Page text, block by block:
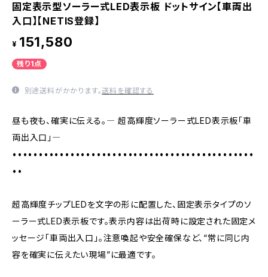
固定表示型ソーラー式LED表示板 ドットサイン【車両出
入口】【NETIS登録】
¥ 151,580
残り1点
別途送料がかかります。送料を確認する
昼も夜も、確実に伝える。― 超高輝度ソーラー式LED表示板「車
両出入口」―
••••••••••••••••••••••••••••••••••••••••••••••
••
超高輝度チップLEDを文字の形に配置した、固定表示タイプのソ
ーラー式LED表示板です。表示内容は出荷時に設定された固定メ
ッセージ「車両出入口」。注意喚起や安全確保など、“常に同じ内
容を確実に伝えたい現場”に最適です。